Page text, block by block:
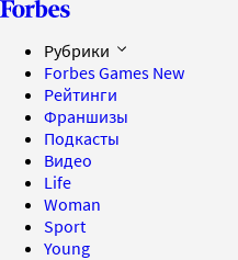
Рубрики
Forbes Games New
Рейтинги
Франшизы
Подкасты
Видео
Life
Woman
Sport
Young